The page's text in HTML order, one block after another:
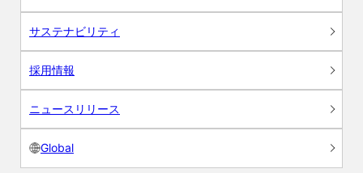
サステナビリティ
採用情報
ニュースリリース
Global